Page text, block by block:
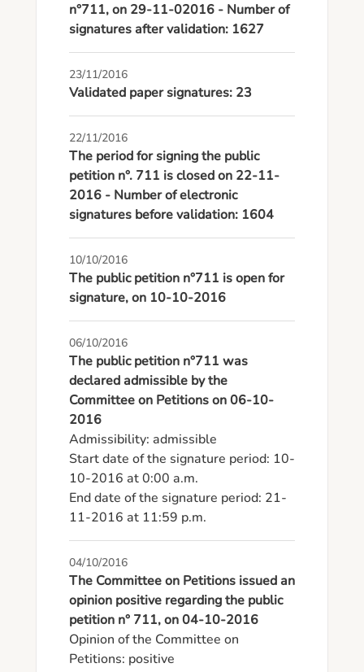
n°711, on 29-11-02016 - Number of
signatures after validation: 1627
23/11/2016
Validated paper signatures: 23
22/11/2016
The period for signing the public
petition n°. 711 is closed on 22-11-
2016 - Number of electronic
signatures before validation: 1604
10/10/2016
The public petition n°711 is open for
signature, on 10-10-2016
06/10/2016
The public petition n°711 was
declared admissible by the
Committee on Petitions on 06-10-
2016
Admissibility: admissible
Start date of the signature period: 10-
10-2016 at 0:00 a.m.
End date of the signature period: 21-
11-2016 at 11:59 p.m.
04/10/2016
The Committee on Petitions issued an
opinion positive regarding the public
petition n° 711, on 04-10-2016
Opinion of the Committee on
Petitions: positive